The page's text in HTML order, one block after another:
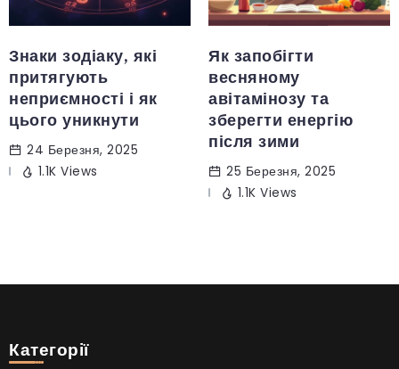
Знаки зодіаку, які
притягують
неприємності і як
цього уникнути
24 Березня, 2025
1.1K Views
Як запобігти
весняному
авітамінозу та
зберегти енергію
після зими
25 Березня, 2025
1.1K Views
Категорії